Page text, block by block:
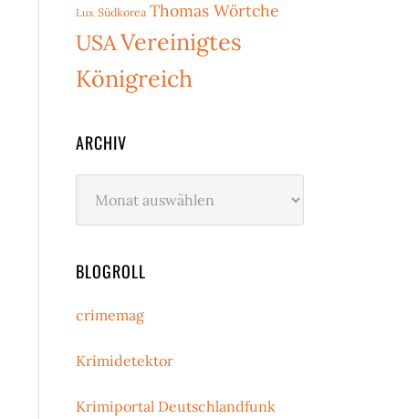
Lux Südkorea Thomas Wörtche
USAVereinigtes
Königreich
ARCHIV
BLOGROLL
crimemag
Krimidetektor
Krimiportal Deutschlandfunk